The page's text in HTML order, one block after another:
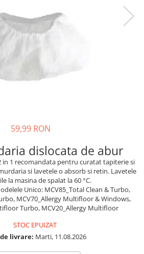
59,99 RON
dislocata de abur
in 1 recomandata pentru curatat tapiterie si
si lavetele o absorb si retin. Lavetele
la masina de spalat la 60 °C.
Unico: MCV85_Total Clean & Turbo,
MCV70_Allergy Multifloor & Windows,
Turbo, MCV20_Allergy Multifloor
STOC EPUIZAT
livrare: Marti, 11.08.2026